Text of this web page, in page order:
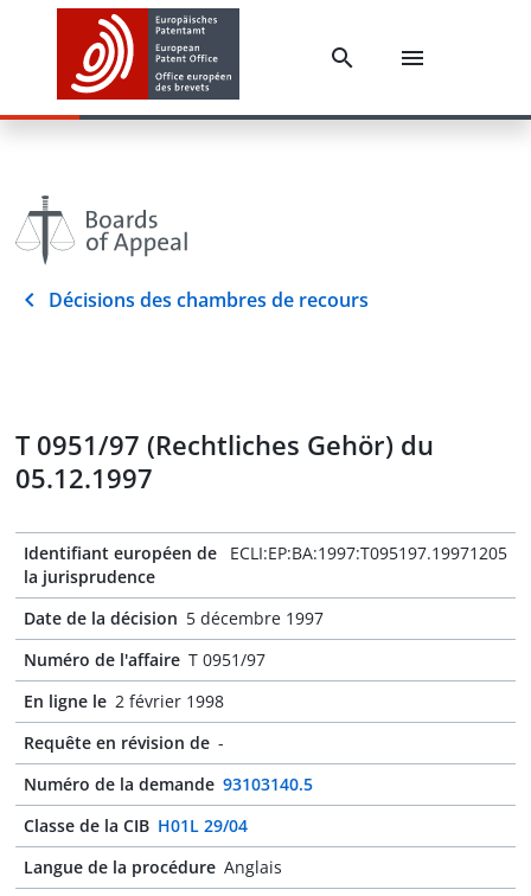
Décisions des chambres de recours
T 0951/97 (Rechtliches Gehör) du
05.12.1997
Identifiant européen de
la jurisprudence
ECLI:EP:BA:1997:T095197.19971205
Date de la décision 5 décembre 1997
Numéro de l'affaire T 0951/97
En ligne le 2 février 1998
Requête en révision de -
Numéro de la demande 93103140.5
Classe de la CIB H01L 29/04
Langue de la procédure Anglais